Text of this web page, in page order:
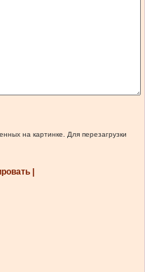
на картинке. Для перезагрузки
|